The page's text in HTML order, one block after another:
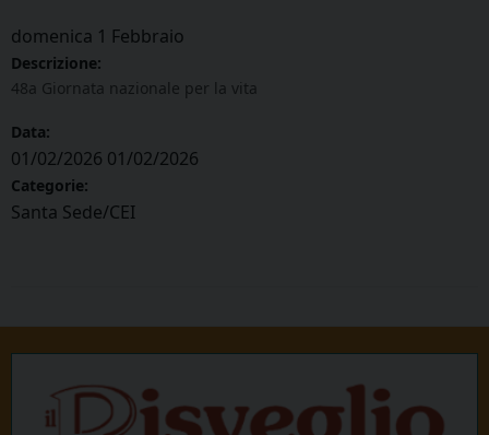
domenica 1 Febbraio
Descrizione:
48a Giornata nazionale per la vita
Data:
01/02/2026 01/02/2026
Categorie:
Santa Sede/CEI